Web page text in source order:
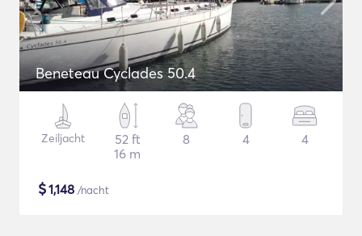
Beneteau Cyclades 50.4
Zeiljacht
52 ft
16 m
8 4 4
$1,148 /nacht